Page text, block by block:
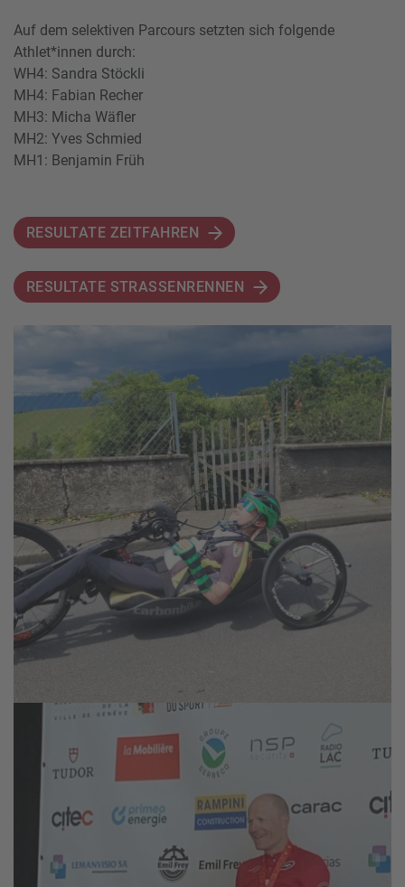
Auf dem selektiven Parcours setzten sich folgende
Athlet*innen durch:
WH4: Sandra Stöckli
MH4: Fabian Recher
MH3: Micha Wäfler
MH2: Yves Schmied
MH1: Benjamin Früh
RESULTATE ZEITFAHREN
RESULTATE STRASSENRENNEN